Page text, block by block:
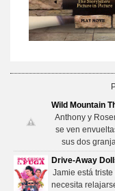
Wild Mountain
Anthony y
se ven
sus dos
Drive-Away
Jamie está
necesita